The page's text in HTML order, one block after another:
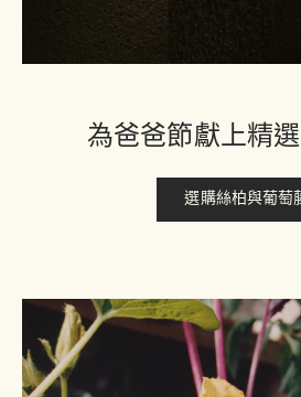
為爸爸節獻上精
選購絲柏與葡萄